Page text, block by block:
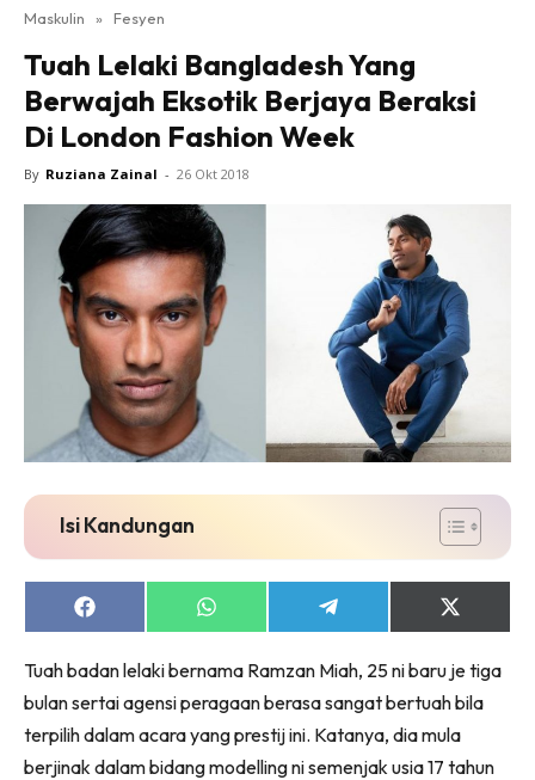
Maskulin » Fesyen
Tuah Lelaki Bangladesh Yang
Berwajah Eksotik Berjaya Beraksi
Di London Fashion Week
By Ruziana Zainal - 26 Okt 2018
Isi Kandungan
Share
on
Share
on
Share
on
Share
on
(Twitter)
Tuah badan lelaki bernama Ramzan Miah, 25 ni baru je tiga
bulan sertai agensi peragaan berasa sangat bertuah bila
terpilih dalam acara yang prestij ini. Katanya, dia mula
berjinak dalam bidang modelling ni semenjak usia 17 tahun